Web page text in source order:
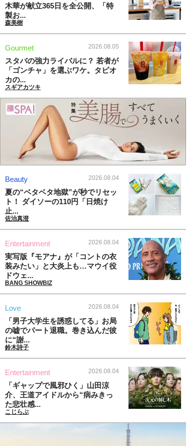
木華が献立365日を全公開、「特
製お...
森美樹
Gourmet 2026.08.05
スタバの強力ライバルに？ 若者が
「ゴンチャ」を選ぶワケ。タピオ
カの...
スギアカツキ
Beauty 2026.08.04
夏の“ベタベタ地獄”が秒でリセッ
ト！ ダイソーの110円「日焼け
止...
佐治真澄
Entertainment 2026.08.04
実写版『モアナ』が「コントの衣
装みたい」と大炎上も…マウイ役
ドウェ...
BANG SHOWBIZ
Love 2026.08.04
「男子大学生を誘惑してる」お局
の嘘でパート退職。巻き込んだ彼
に“謝...
鈴木詩子
Entertainment 2026.08.04
「ギャップで風邪ひく」山田涼
介、王道アイドルから“病みきっ
た悲壮感...
こじらぶ